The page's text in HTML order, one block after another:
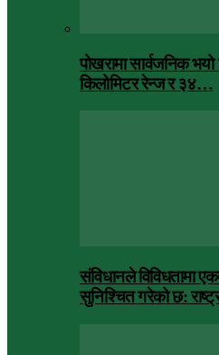
पोखरामा सार्वजनिक
किलोमिटर रेन्ज र ३४…
संविधानले विविधतामा
सुनिश्चित गरेको छ: